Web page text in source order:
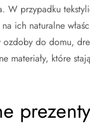
W przypadku
ich naturalne
do domu,
materiały, które